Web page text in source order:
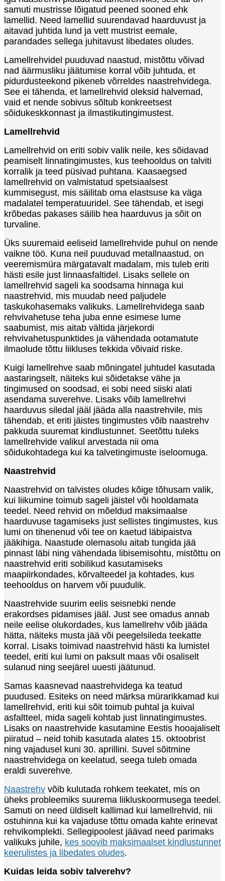
samuti mustrisse lõigatud peened sooned ehk
lamellid. Need lamellid suurendavad haarduvust ja
aitavad juhtida lund ja vett mustrist eemale,
parandades sellega juhitavust libedates oludes.
Lamellrehvidel puuduvad naastud, mistõttu võivad
nad äärmusliku jäätumise korral võib juhtuda, et
pidurdusteekond pikeneb võrreldes naastrehvidega.
See ei tähenda, et lamellrehvid oleksid halvemad,
vaid et nende sobivus sõltub konkreetsest
sõidukeskkonnast ja ilmastikutingimustest.
Lamellrehvid
Lamellrehvid on eriti sobiv valik neile, kes sõidavad
peamiselt linnatingimustes, kus teehooldus on talviti
korralik ja teed püsivad puhtana. Kaasaegsed
lamellrehvid on valmistatud spetsiaalsest
kummisegust, mis säilitab oma elastsuse ka väga
madalatel temperatuuridel. See tähendab, et isegi
krõbedas pakases säilib hea haarduvus ja sõit on
turvaline.
Üks suuremaid eeliseid lamellrehvide puhul on nende
vaikne töö. Kuna neil puuduvad metallnaastud, on
veeremismüra märgatavalt madalam, mis tuleb eriti
hästi esile just linnaasfaltidel. Lisaks sellele on
lamellrehvid sageli ka soodsama hinnaga kui
naastrehvid, mis muudab need paljudele
taskukohasemaks valikuks. Lamellrehvidega saab
rehvivahetuse teha juba enne esimese lume
saabumist, mis aitab vältida järjekordi
rehvivahetuspunktides ja vähendada ootamatute
ilmaolude tõttu liikluses tekkida võivaid riske.
Kuigi lamellrehve saab mõningatel juhtudel kasutada
aastaringselt, näiteks kui sõidetakse vähe ja
tingimused on soodsad, ei sobi need siiski alati
asendama suverehve. Lisaks võib lamellrehvi
haarduvus siledal jääl jääda alla naastrehvile, mis
tähendab, et eriti jäistes tingimustes võib naastrehv
pakkuda suuremat kindlustunnet. Seetõttu tuleks
lamellrehvide valikul arvestada nii oma
sõidukohtadega kui ka talvetingimuste iseloomuga.
Naastrehvid
Naastrehvid on talvistes oludes kõige tõhusam valik,
kui liikumine toimub sageli jäistel või hooldamata
teedel. Need rehvid on mõeldud maksimaalse
haarduvuse tagamiseks just sellistes tingimustes, kus
lumi on tihenenud või tee on kaetud läbipaistva
jääkihiga. Naastude olemasolu aitab tungida jää
pinnast läbi ning vähendada libisemisohtu, mistõttu on
naastrehvid eriti sobilikud kasutamiseks
maapiirkondades, kõrvalteedel ja kohtades, kus
teehooldus on harvem või puudulik.
Naastrehvide suurim eelis seisnebki nende
erakordses pidamises jääl. Just see omadus annab
neile eelise olukordades, kus lamellrehv võib jääda
hätta, näiteks musta jää või peegelsileda teekatte
korral. Lisaks toimivad naastrehvid hästi ka lumistel
teedel, eriti kui lumi on paksult maas või osaliselt
sulanud ning seejärel uuesti jäätunud.
Samas kaasnevad naastrehvidega ka teatud
puudused. Esiteks on need märksa mürarikkamad kui
lamellrehvid, eriti kui sõit toimub puhtal ja kuival
asfaltteel, mida sageli kohtab just linnatingimustes.
Lisaks on naastrehvide kasutamine Eestis hooajaliselt
piiratud – neid tohib kasutada alates 15. oktoobrist
ning vajadusel kuni 30. aprillini. Suvel sõitmine
naastrehvidega on keelatud, seega tuleb omada
eraldi suverehve.
Naastrehv võib kulutada rohkem teekatet, mis on
üheks probleemiks suurema liikluskoormusega teedel.
Samuti on need üldiselt kallimad kui lamellrehvid, nii
ostuhinna kui ka vajaduse tõttu omada kahte erinevat
rehvikomplekti. Sellegipoolest jäävad need parimaks
valikuks juhile, kes soovib maksimaalset kindlustunnet
keerulistes ja libedates oludes.
Kuidas leida sobiv talverehv?